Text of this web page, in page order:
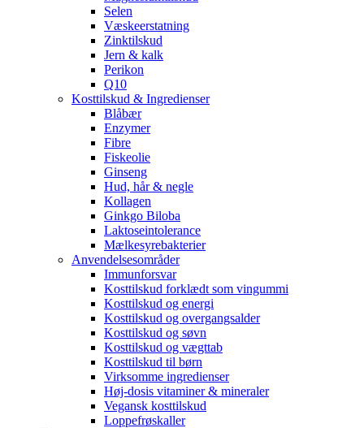
Selen
Væskeerstatning
Zinktilskud
Jern & kalk
Perikon
Q10
Kosttilskud & Ingredienser
Blåbær
Enzymer
Fibre
Fiskeolie
Ginseng
Hud, hår & negle
Kollagen
Ginkgo Biloba
Laktoseintolerance
Mælkesyrebakterier
Anvendelsesområder
Immunforsvar
Kosttilskud forklædt som vingummi
Kosttilskud og energi
Kosttilskud og overgangsalder
Kosttilskud og søvn
Kosttilskud og vægttab
Kosttilskud til børn
Virksomme ingredienser
Høj-dosis vitaminer & mineraler
Vegansk kosttilskud
Loppefrøskaller